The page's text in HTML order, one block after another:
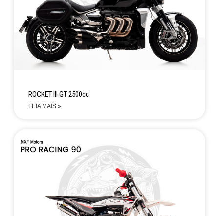
ROCKET III GT 2500cc
LEIA MAIS »